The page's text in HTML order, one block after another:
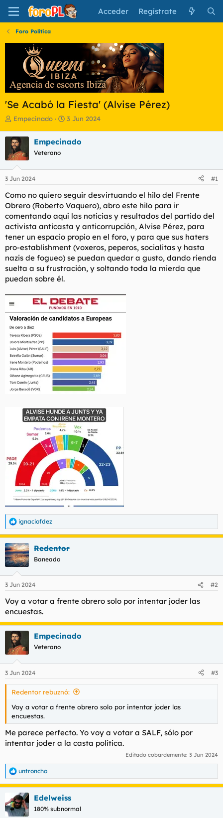
Acceder Regístrate
Foro Política
'Se Acabó la Fiesta' (Alvise Pérez)
I
i
c
i
a
d
o
d
e
l
t
e
a
Empecinado
F
h
e
i
c
i
o
3 Jun 2024
Empecinado
Veterano
3 Jun 2024 #1
Como no quiero seguir desvirtuando el hilo del Frente
Obrero (Roberto Vaquero), abro este hilo para ir
comentando aquí las noticias y resultados del partido del
activista anticasta y anticorrupción, Alvise Pérez, para
tener un espacio propio en el foro, y para que sus haters
pro-establishment (voxeros, peperos, socialitas y hasta
nazis de fogueo) se puedan quedar a gusto, dando rienda
suelta a su frustración, y soltando toda la mierda que
puedan sobre él.
R
e
a
c
c
i
e
:
ignaciofdez
Redentor
Baneado
3 Jun 2024 #2
Voy a votar a frente obrero solo por intentar joder las
encuestas.
Empecinado
Veterano
3 Jun 2024 #3
Redentor rebuznó:
Voy a votar a frente obrero solo por intentar joder las
encuestas.
Me parece perfecto. Yo voy a votar a SALF, sólo por
intentar joder a la casta política.
Editado cobardemente: 3 Jun 2024
R
e
a
c
c
i
untroncho
Edelweiss
180% subnormal